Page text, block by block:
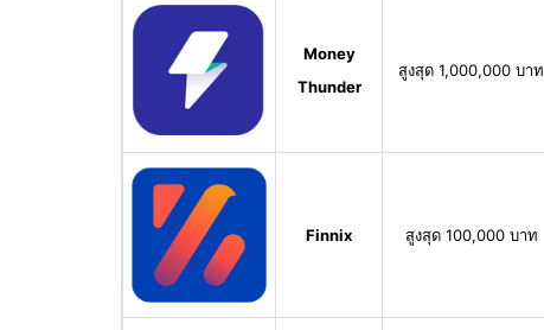
Money
Thunder
สูงสุด 1,000,000 บาท
Finnix สูงสุด 100,000 บาท